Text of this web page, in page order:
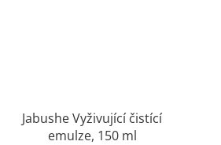
Jabushe Vyživující čistící
emulze, 150 ml